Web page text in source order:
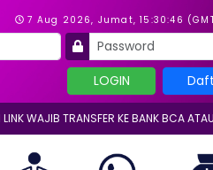
7 Aug 2026, Jumat, 15:30:47
TRANSFER KE BANK BCA ATAU